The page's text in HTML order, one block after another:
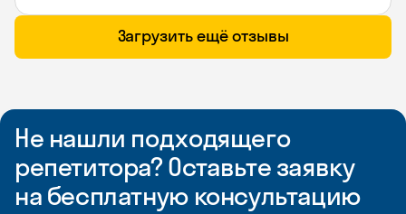
Загрузить ещё отзывы
Не нашли подходящего
репетитора? Оставьте заявку
на бесплатную консультацию